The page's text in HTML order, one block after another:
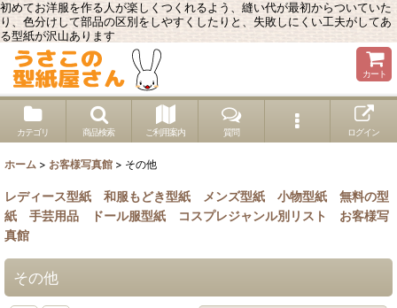
初めてお洋服を作る人が楽しくつくれるよう、縫い代が最初からついていた
り、色分けして部品の区別をしやすくしたりと、失敗しにくい工夫がしてあ
る型紙が沢山あります
カート
カテゴリ 商品検索 ご利用案内 質問 ログイン
ホーム > お客様写真館 > その他
レディース型紙 和服もどき型紙 メンズ型紙 小物型紙
無料の型
紙
手芸用品 ドール服型紙 コスプレジャンル別リスト
お客様写
真館
その他